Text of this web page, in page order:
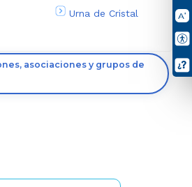
Urna de Cristal
asociaciones y grupos de